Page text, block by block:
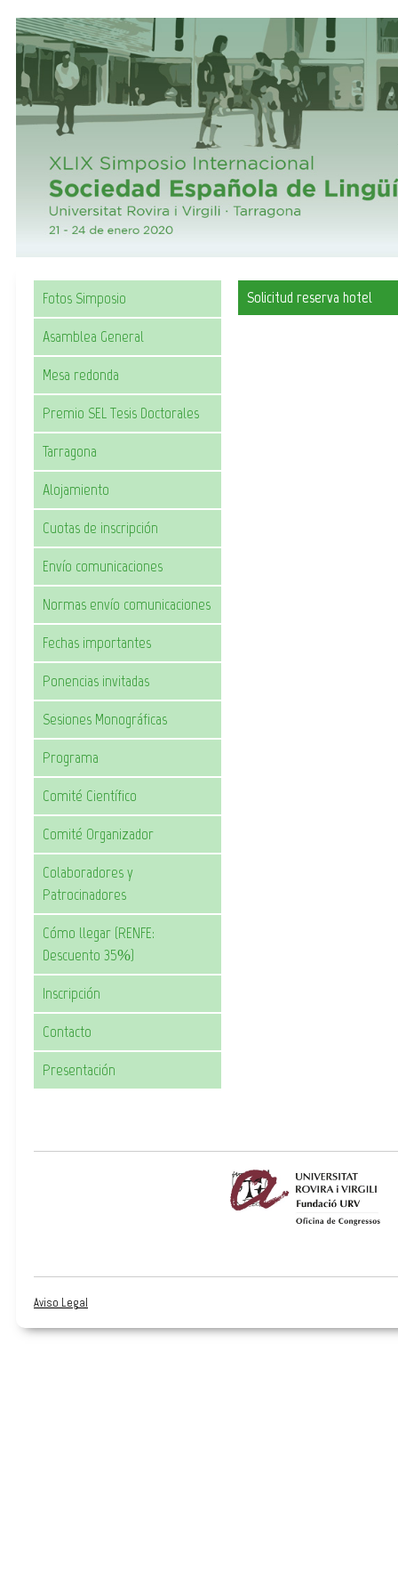
Fotos Simposio
Asamblea General
Mesa redonda
Premio SEL Tesis Doctorales
Tarragona
Alojamiento
Cuotas de inscripción
Envío comunicaciones
Normas envío comunicaciones
Fechas importantes
Ponencias invitadas
Sesiones Monográficas
Programa
Comité Científico
Comité Organizador
Colaboradores y
Patrocinadores
Cómo llegar (RENFE:
Descuento 35%)
Inscripción
Contacto
Presentación
Solicitud reserva hotel
Aviso Legal